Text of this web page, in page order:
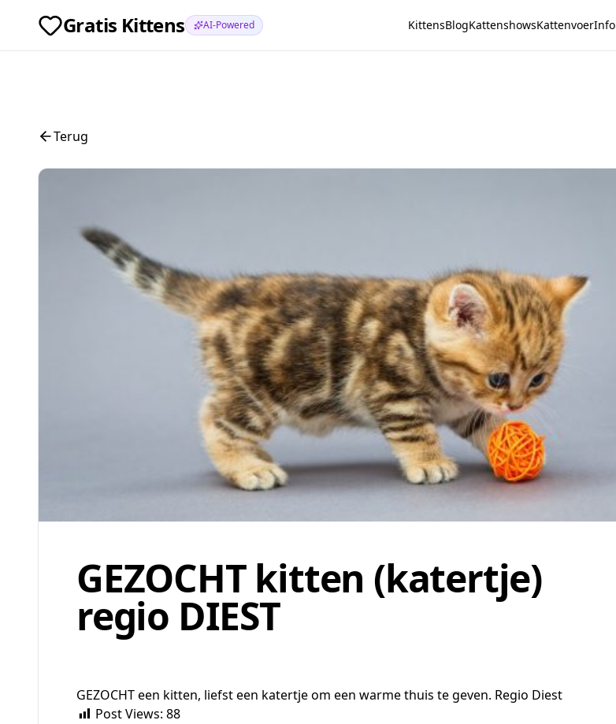
Gratis Kittens AI-Powered KittensBlogKattenshowsKattenvoerInfo
Terug
GEZOCHT kitten (katertje)
regio DIEST
GEZOCHT een kitten, liefst een katertje om een warme thuis te geven. Regio Diest
Post Views: 88